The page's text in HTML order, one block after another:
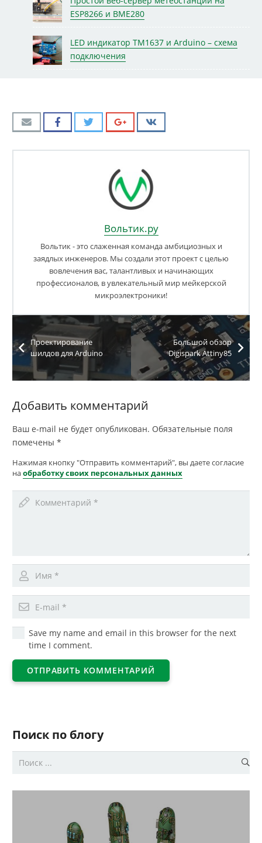
ESP8266 и BME280
LED индикатор TM1637 и Arduino – схема
подключения
Вольтик.ру
Вольтик - это слаженная команда амбициозных и
заядлых инженеров. Мы создали этот проект с целью
вовлечения вас, талантливых и начинающих
профессионалов, в увлекательный мир мейкерской
микроэлектроники!
Проектирование
шилдов для Arduino
Большой обзор
Digispark Attiny85
Добавить комментарий
Ваш e-mail не будет опубликован. Обязательные поля
помечены *
Нажимая кнопку "Отправить комментарий", вы даете согласие
наобработку своих персональных данных
Save my name and email in this browser for the next
time I comment.
ОТПРАВИТЬ КОММЕНТАРИЙ
Поиск по блогу